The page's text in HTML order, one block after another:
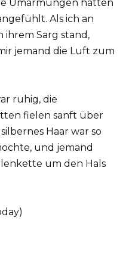
Umarmungen hatten
Als ich an
ihrem Sarg stand,
jemand die Luft zum
ruhig, die
fielen sanft über
Haar war so
und jemand
um den Hals